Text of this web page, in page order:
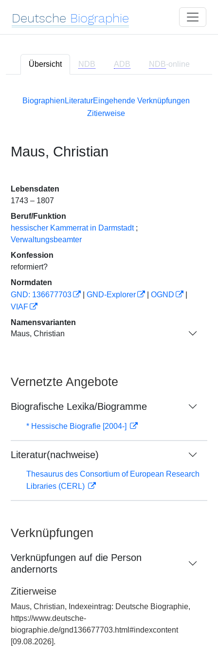
Deutsche Biographie
Übersicht NDB ADB NDB-online
Biographien LiteraturEingehende Verknüpfungen
Zitierweise
Maus, Christian
Lebensdaten
1743 – 1807
Beruf/Funktion
hessischer Kammerrat in Darmstadt ;
Verwaltungsbeamter
Konfession
reformiert?
Normdaten
GND: 136677703
GND-Explorer OGND
VIAF
Namensvarianten
Maus, Christian
Vernetzte Angebote
Biografische Lexika/Biogramme
* Hessische Biografie [2004-]
Literatur(nachweise)
Thesaurus des Consortium of European Research
Libraries (CERL)
Verknüpfungen
Verknüpfungen auf die Person
andernorts
Zitierweise
Maus, Christian, Indexeintrag: Deutsche Biographie,
https://www.deutsche-
biographie.de/gnd136677703.html#indexcontent
[09.08.2026].